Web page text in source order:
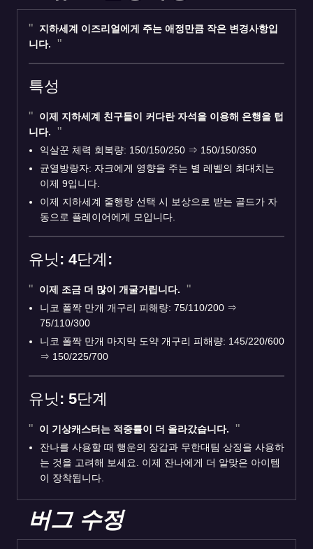
지하세계 이즈리얼에게 주는 애정만큼 작은 변경사항입
니다.
특성
이제 지하세계 친구들이 커다란 자석을 이용해 은행을 텁
니다.
익살꾼 체력 회복량: 150/150/250 ⇒ 150/150/350
균열방랑자: 자크에게 영향을 주는 별 레벨의 최대치는
이제 9입니다.
이제 지하세계 줄행랑 선택 시 보상으로 받는 골드가 자
동으로 플레이어에게 모입니다.
유닛: 4단계:
이제 조금 더 많이 개굴거립니다.
니코 폴짝 만개 개구리 피해량: 75/110/200 ⇒
75/110/300
니코 폴짝 만개 마지막 도약 개구리 피해량: 145/220/600
⇒ 150/225/700
유닛: 5단계
이 기상캐스터는 적중률이 더 올라갔습니다.
잔나를 사용할 때 행운의 장갑과 무한대팀 상징을 사용하
는 것을 고려해 보세요. 이제 잔나에게 더 알맞은 아이템
이 장착됩니다.
버그 수정